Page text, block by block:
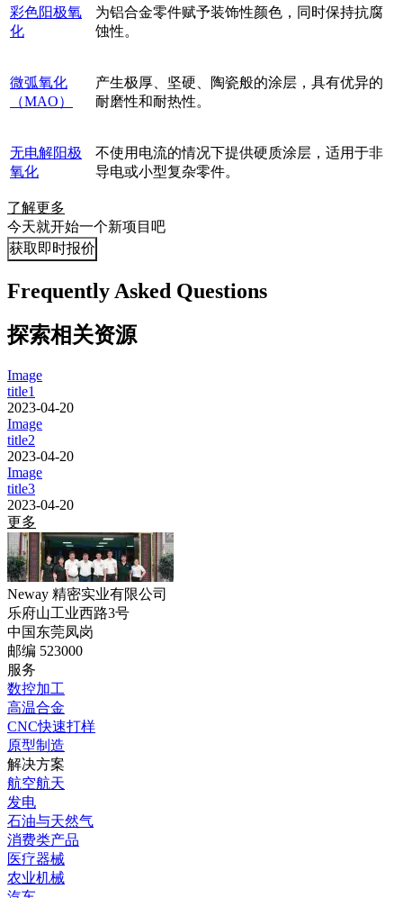
彩色阳极氧
化
为铝合金零件赋予装饰性颜色，同时保持抗腐
蚀性。
微弧氧化
（MAO）
产生极厚、坚硬、陶瓷般的涂层，具有优异的
耐磨性和耐热性。
无电解阳极
氧化
不使用电流的情况下提供硬质涂层，适用于非
导电或小型复杂零件。
了解更多
今天就开始一个新项目吧
获取即时报价
Frequently Asked Questions
探索相关资源
Image
title1
2023-04-20
Image
title2
2023-04-20
Image
title3
2023-04-20
更多
Neway 精密实业有限公司
乐府山工业西路3号
中国东莞凤岗
邮编 523000
服务
数控加工
高温合金
CNC快速打样
原型制造
解决方案
航空航天
发电
石油与天然气
消费类产品
医疗器械
农业机械